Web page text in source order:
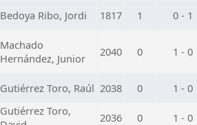
Bedoya Ribo, Jordi 1817 1 0 - 1
Machado
Hernández, Junior
2040 0 1 - 0
Gutiérrez Toro, Raúl 2038 0 1 - 0
Gutiérrez Toro,
2036 0 1 - 0